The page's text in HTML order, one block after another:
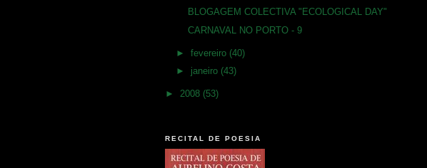
BLOGAGEM COLECTIVA "ECOLOGICAL DAY"
CARNAVAL NO PORTO - 9
►fevereiro (40)
► janeiro (43)
► 2008 (53)
RECITAL DE POESIA